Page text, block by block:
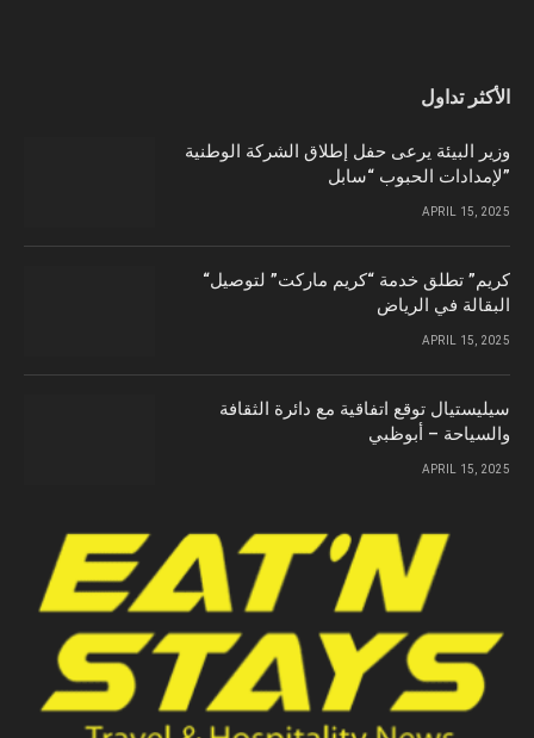
الأكثر تداول
وزير البيئة يرعى حفل إطلاق الشركة الوطنية
لإمدادات الحبوب “سابل”
APRIL 15, 2025
“كريم” تطلق خدمة “كريم ماركت” لتوصيل
البقالة في الرياض
APRIL 15, 2025
سيليستيال توقع اتفاقية مع دائرة الثقافة
والسياحة – أبوظبي
APRIL 15, 2025